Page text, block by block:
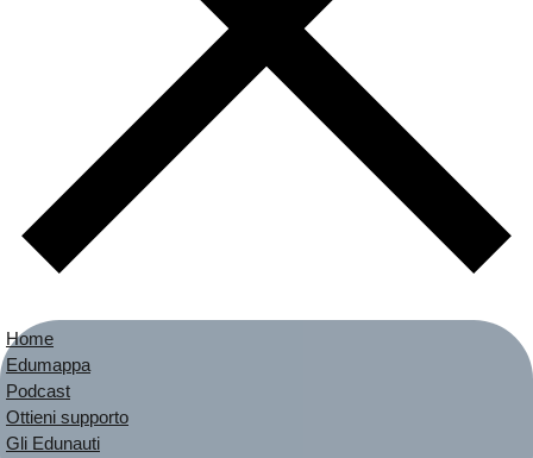
Home
Edumappa
Podcast
Ottieni supporto
Gli Edunauti